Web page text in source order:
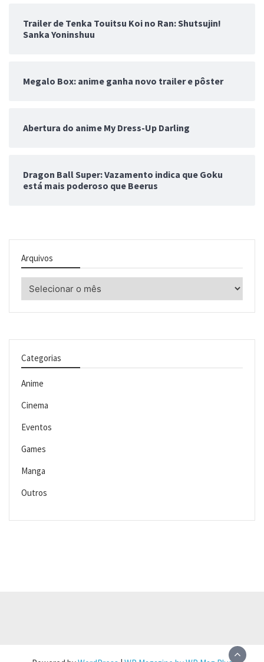
Trailer de Tenka Touitsu Koi no Ran: Shutsujin!
Sanka Yoninshuu
Megalo Box: anime ganha novo trailer e pôster
Abertura do anime My Dress-Up Darling
Dragon Ball Super: Vazamento indica que Goku
está mais poderoso que Beerus
Arquivos
Arquivos
Categorias
Anime
Cinema
Eventos
Games
Manga
Outros